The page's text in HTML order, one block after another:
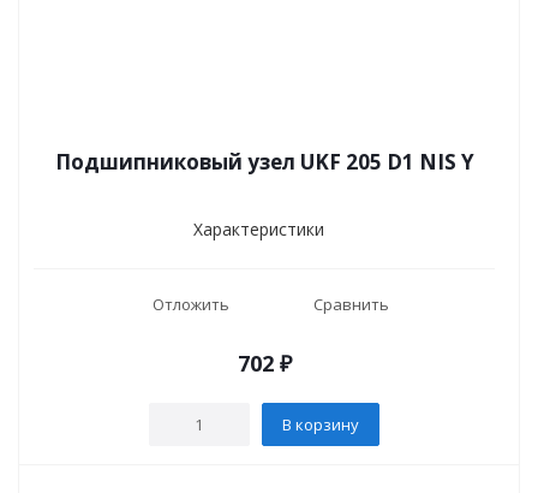
Подшипниковый узел UKF 205 D1 NIS Y
Характеристики
Отложить Сравнить
702 ₽
В корзину